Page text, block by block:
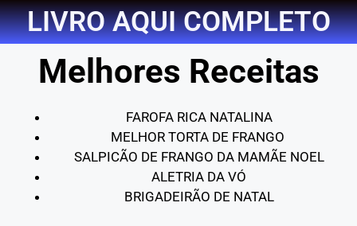
LIVRO AQUI COMPLETO
Melhores Receitas
FAROFA RICA NATALINA
MELHOR TORTA DE FRANGO
SALPICÃO DE FRANGO DA MAMÃE NOEL
ALETRIA DA VÓ
BRIGADEIRÃO DE NATAL